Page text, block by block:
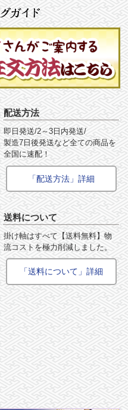
配送方法
即日発送/2～3日内発送/
製造7日後発送など全ての商品を
全国に速配！
「配送方法」詳細
送料について
掛け軸はすべて【送料無料】物
流コストを極力削減しました。
「送料について」詳細